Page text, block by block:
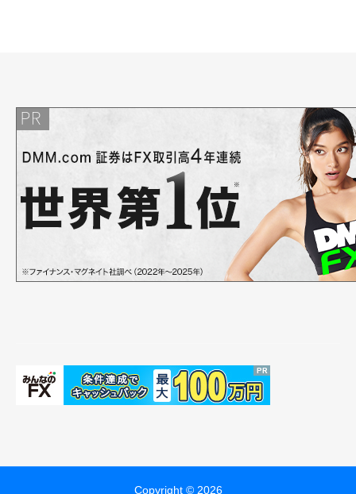
Copyright © 2026